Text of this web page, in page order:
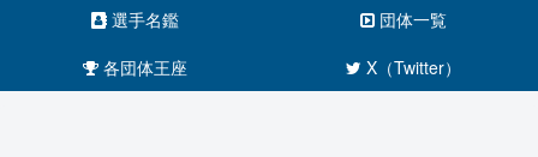
選手名鑑
団体一覧
各団体王座
X（Twitter）